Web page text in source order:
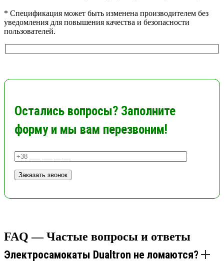
* Спецификация может быть изменена производителем без
уведомления для повышения качества и безопасности
пользователей.
Остались вопросы? Заполните
форму и мы вам перезвоним!
FAQ — Частые вопросы и ответы
Электросамокаты Dualtron не ломаются?